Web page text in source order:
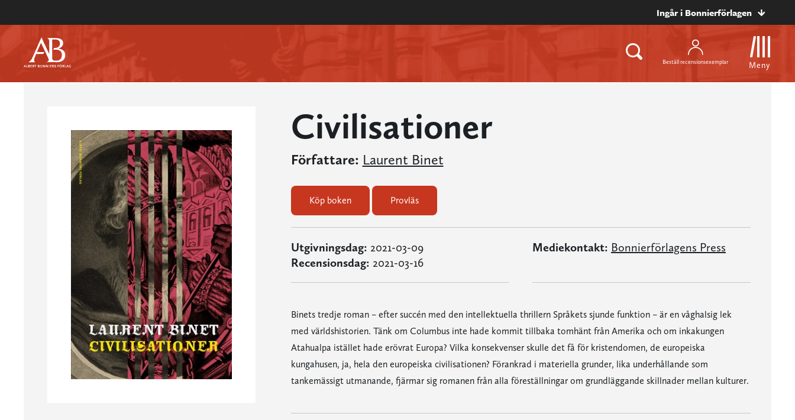
Ingår i Bonnierförlagen
Beställ recensionsexemplar Meny
Civilisationer
Författare: Laurent Binet
Köp boken Provläs
Utgivningsdag: 2021-03-09
Recensionsdag: 2021-03-16
Mediekontakt: Bonnierförlagens Press
Binets tredje roman – efter succén med den intellektuella thrillern Språkets sjunde funktion – är en våghalsig lek
med världshistorien. Tänk om Columbus inte hade kommit tillbaka tomhänt från Amerika och om inkakungen
Atahualpa istället hade erövrat Europa? Vilka konsekvenser skulle det få för kristendomen, de europeiska
kungahusen, ja, hela den europeiska civilisationen? Förankrad i materiella grunder, lika underhållande som
tankemässigt utmanande, fjärmar sig romanen från alla föreställningar om grundläggande skillnader mellan kulturer.